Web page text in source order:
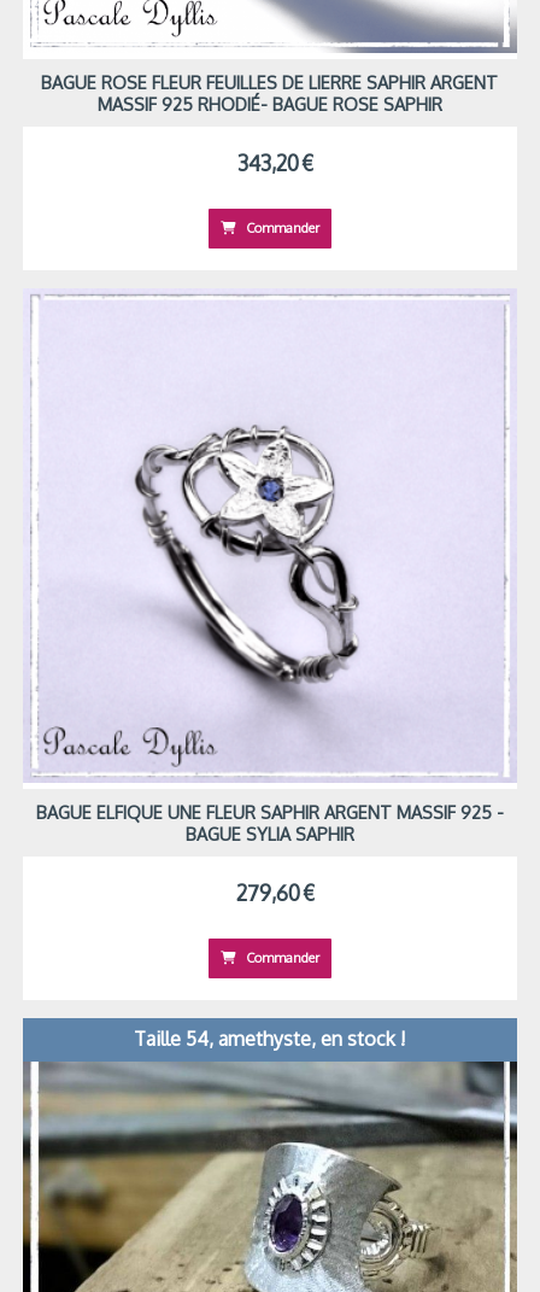
BAGUE ROSE FLEUR FEUILLES DE LIERRE SAPHIR ARGENT
MASSIF 925 RHODIÉ- BAGUE ROSE SAPHIR
343,20€
Commander
BAGUE ELFIQUE UNE FLEUR SAPHIR ARGENT MASSIF 925 -
BAGUE SYLIA SAPHIR
279,60€
Commander
Taille 54, amethyste, en stock !